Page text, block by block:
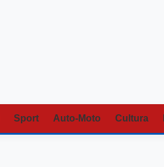
Sport Auto-Moto Cultura